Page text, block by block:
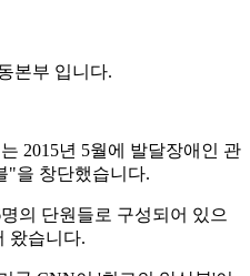
본부 입니다.
2015년 5월에 발달장애인 관
"을 창단했습니다.
의 단원들로 구성되어 있으
왔습니다.